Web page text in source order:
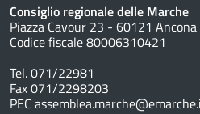
Consiglio regionale delle Marche
Piazza Cavour 23 - 60121 Ancona
Codice fiscale 80006310421
Tel. 071/22981
Fax 071/2298203
PEC